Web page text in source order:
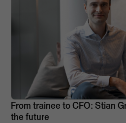
From trainee to CFO: Stian
the future